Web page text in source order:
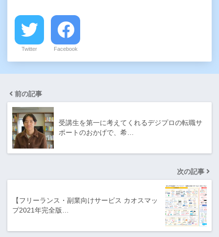
Twitter Facebook
前の記事
受講生を第一に考えてくれるデジプロの転職サ
ポートのおかげで、希…
次の記事
【フリーランス・副業向けサービス カオスマッ
プ2021年完全版…